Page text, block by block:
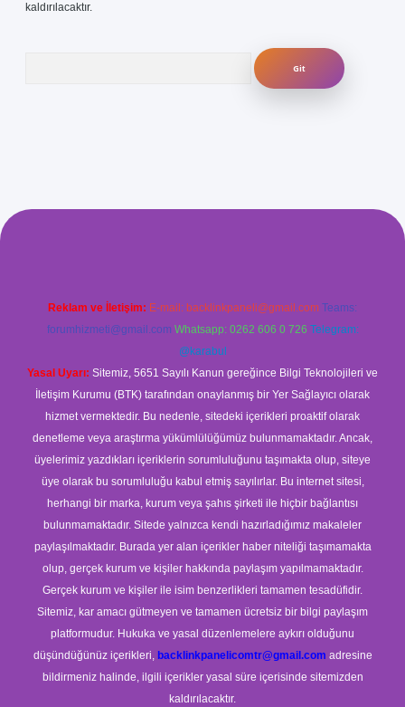
kaldırılacaktır.
Reklam ve İletişim: E-mail: backlinkpaneli@gmail.com Teams:
forumhizmeti@gmail.com Whatsapp: 0262 606 0 726 Telegram:
@karabul
Yasal Uyarı: Sitemiz, 5651 Sayılı Kanun gereğince Bilgi Teknolojileri ve
İletişim Kurumu (BTK) tarafından onaylanmış bir Yer Sağlayıcı olarak
hizmet vermektedir. Bu nedenle, sitedeki içerikleri proaktif olarak
denetleme veya araştırma yükümlülüğümüz bulunmamaktadır. Ancak,
üyelerimiz yazdıkları içeriklerin sorumluluğunu taşımakta olup, siteye
üye olarak bu sorumluluğu kabul etmiş sayılırlar. Bu internet sitesi,
herhangi bir marka, kurum veya şahıs şirketi ile hiçbir bağlantısı
bulunmamaktadır. Sitede yalnızca kendi hazırladığımız makaleler
paylaşılmaktadır. Burada yer alan içerikler haber niteliği taşımamakta
olup, gerçek kurum ve kişiler hakkında paylaşım yapılmamaktadır.
Gerçek kurum ve kişiler ile isim benzerlikleri tamamen tesadüfidir.
Sitemiz, kar amacı gütmeyen ve tamamen ücretsiz bir bilgi paylaşım
platformudur. Hukuka ve yasal düzenlemelere aykırı olduğunu
düşündüğünüz içerikleri, backlinkpanelicomtr@gmail.com adresine
bildirmeniz halinde, ilgili içerikler yasal süre içerisinde sitemizden
kaldırılacaktır.